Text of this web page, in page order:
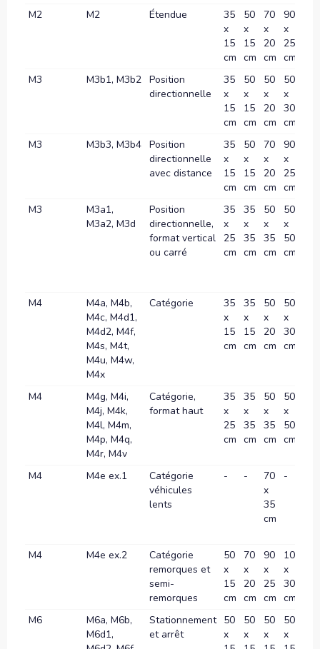
M2
M2 Étendue
35
x
15
cm
50
x
15
cm
70
x
20
cm
90
x
25
cm
M3
M3b1, M3b2 Position
directionnelle
35
x
15
cm
50
x
15
cm
50
x
20
cm
50
x
30
cm
M3
M3b3, M3b4 Position
directionnelle
avec distance
35
x
15
cm
50
x
15
cm
70
x
20
cm
90
x
25
cm
M3
M3a1,
M3a2, M3d
Position
directionnelle,
format vertical
ou carré
35
x
25
cm
35
x
35
cm
50
x
35
cm
50
x
50
cm
M4
M4a, M4b,
M4c, M4d1,
M4d2, M4f,
M4s, M4t,
M4u, M4w,
M4x
Catégorie
35
x
15
cm
35
x
15
cm
50
x
20
cm
50
x
30
cm
M4
M4g, M4i,
M4j, M4k,
M4l, M4m,
M4p, M4q,
M4r, M4v
Catégorie,
format haut
35
x
25
cm
35
x
35
cm
50
x
35
cm
50
x
50
cm
M4 M4e ex.1
Catégorie
véhicules
lents
- -
70
x
35
cm
-
M4 M4e ex.2
Catégorie
remorques et
semi-
remorques
50
x
15
cm
70
x
20
cm
90
x
25
cm
100
x
30
cm
M6
M6a, M6b,
M6d1,
Stationnement
et arrêt
50
x
50
x
50
x
50
x